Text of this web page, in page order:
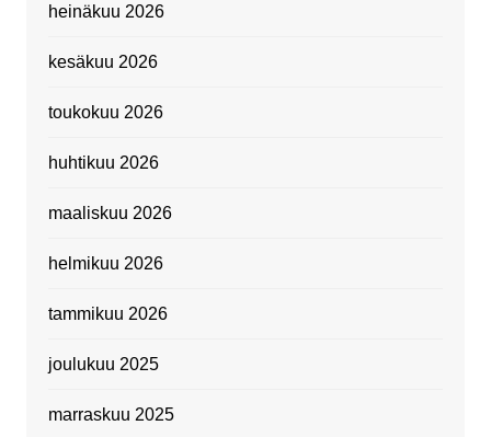
heinäkuu 2026
kesäkuu 2026
toukokuu 2026
huhtikuu 2026
maaliskuu 2026
helmikuu 2026
tammikuu 2026
joulukuu 2025
marraskuu 2025